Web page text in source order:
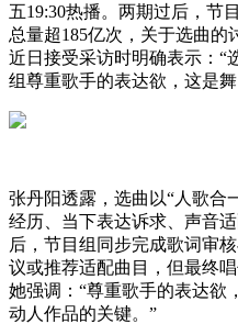
五19:30热播。两期过后，节
总量超185亿次，关于选曲的
近日接受采访时明确表示：“
组尊重歌手的表达欲，这是
张丹阳透露，选曲以“人歌合
经历、当下表达诉求、声音
后，节目组同步完成歌词审
议或推荐适配曲目，但最终
她强调：“尊重歌手的表达欲
动人作品的关键。”